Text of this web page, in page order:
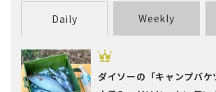
Daily Weekly
ダイソーの「キャンプバケ